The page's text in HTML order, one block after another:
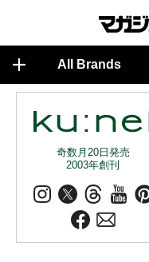
All Brands
奇数月20日発売
2003年創刊